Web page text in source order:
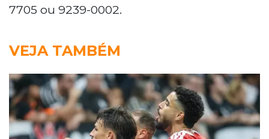
7705 ou 9239-0002.
VEJA TAMBÉM